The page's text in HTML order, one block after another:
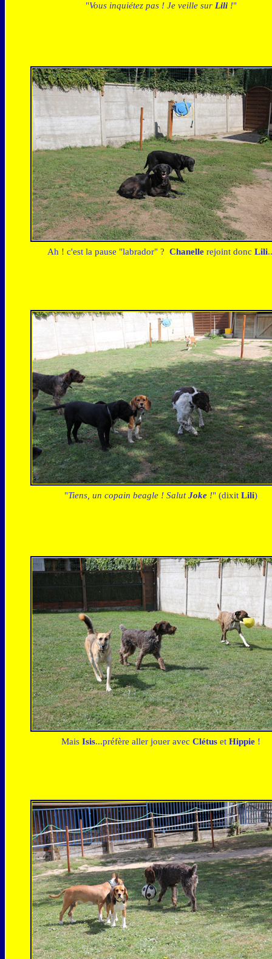
"Vous inquiétez pas ! Je veille sur Lili!"
Ah ! c'est la pause "labrador" ? Chanellerejoint donc Lili
"Tiens, un copain beagle ! SalutJoke !" (dixit Lili)
Mais Isis...préfère aller jouer avec Clétus et Hippie !